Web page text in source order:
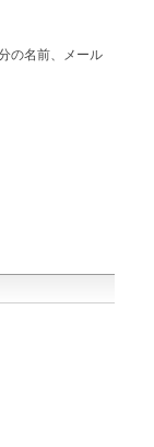
の名前、メール